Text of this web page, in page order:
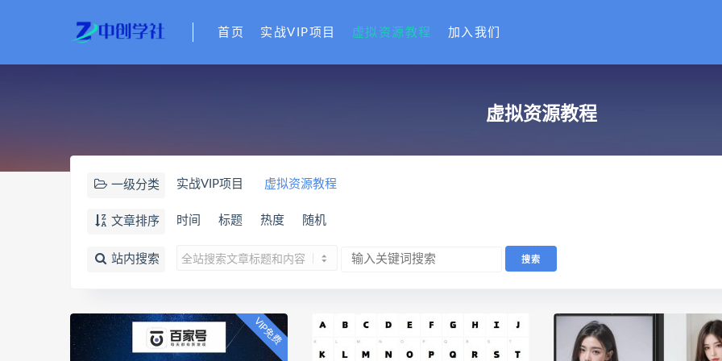
首页 实战VIP项目 虚拟资源教程 加入我们
虚拟资源教程
一级分类 实战VIP项目 虚拟资源教程
文章排序 时间 标题 热度 随机
站内搜索
VIP免费